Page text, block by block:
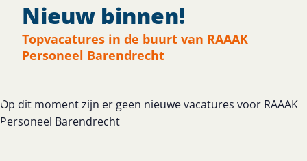
Nieuw binnen!
Topvacatures in de buurt van RAAAK
Personeel Barendrecht
Op dit moment zijn er geen nieuwe vacatures voor RAAAK
Personeel Barendrecht